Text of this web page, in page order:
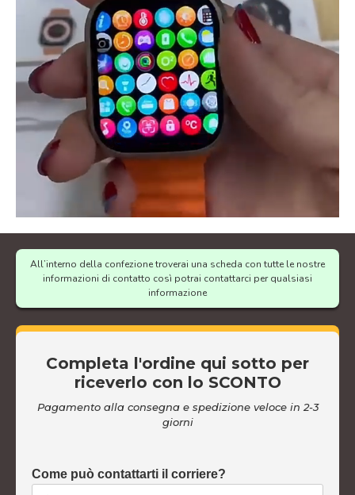
All’interno della confezione troverai una scheda con tutte le nostre
informazioni di contatto così potrai contattarci per qualsiasi
informazione
Completa l'ordine qui sotto per
riceverlo con lo SCONTO
Pagamento alla consegna e spedizione veloce in 2-3
giorni
Come può contattarti il corriere?